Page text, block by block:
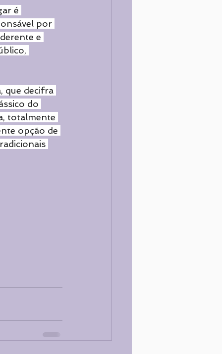
é
por
e
que decifra
do
totalmente
opção de